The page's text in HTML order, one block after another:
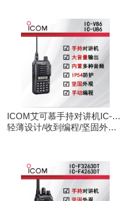
ICOM艾可慕手持对讲机IC-
V86/U86
轻薄设计/收到编程/坚固外观/